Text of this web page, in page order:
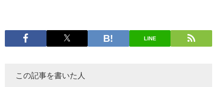
LINE
この記事を書いた人